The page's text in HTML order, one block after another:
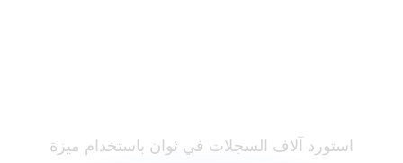
استورد آلاف السجلات في ثوان باستخدام ميزة